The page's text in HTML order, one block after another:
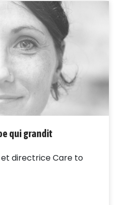
qui grandit
directrice Care to